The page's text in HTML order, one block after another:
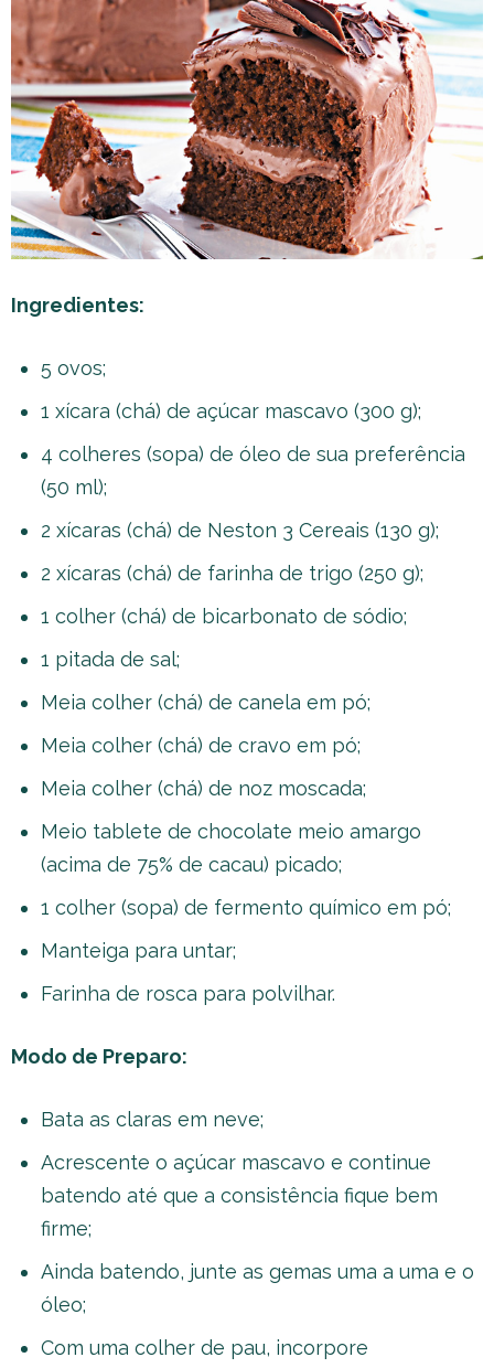
Ingredientes:
5 ovos;
1 xícara (chá) de açúcar mascavo (300 g);
4 colheres (sopa) de óleo de sua preferência
(50 ml);
2 xícaras (chá) de Neston 3 Cereais (130 g);
2 xícaras (chá) de farinha de trigo (250 g);
1 colher (chá) de bicarbonato de sódio;
1 pitada de sal;
Meia colher (chá) de canela em pó;
Meia colher (chá) de cravo em pó;
Meia colher (chá) de noz moscada;
Meio tablete de chocolate meio amargo
(acima de 75% de cacau) picado;
1 colher (sopa) de fermento químico em pó;
Manteiga para untar;
Farinha de rosca para polvilhar.
Modo de Preparo:
Bata as claras em neve;
Acrescente o açúcar mascavo e continue
batendo até que a consistência fique bem
firme;
Ainda batendo, junte as gemas uma a uma e o
óleo;
Com uma colher de pau, incorpore